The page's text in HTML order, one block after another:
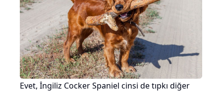
Evet, İngiliz Cocker Spaniel cinsi de tıpkı diğer